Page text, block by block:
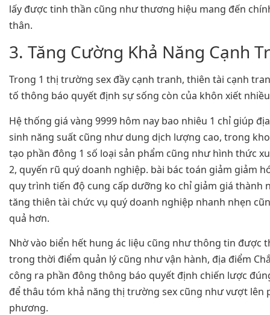
lấy được tinh thần cũng như thương hiệu mang đến
thân.
3. Tăng Cường Khả Năng Cạnh
Trong 1 thị trường sex đầy cạnh tranh, thiên tài cạnh
tố thông báo quyết định sự sống còn của khôn xiết
Hệ thống giá vàng 9999 hôm nay bao nhiêu 1 chỉ giúp
sinh năng suất cũng như dung dịch lượng cao, trong
tạo phần đông 1 số loại sản phẩm cũng như hình thức
2, quyến rũ quý doanh nghiệp. bài bác toán giảm giảm
quy trình tiến độ cung cấp dưỡng ko chỉ giảm giá thành
tăng thiên tài chức vụ quý doanh nghiệp nhanh nhẹn
quả hơn.
Nhờ vào biển hết hung ác liệu cũng như thông tin được
trong thời điểm quản lý cũng như vận hành, địa điểm
công ra phần đông thông báo quyết định chiến lược
để thâu tóm khả năng thị trường sex cũng như vượt lên
phương.